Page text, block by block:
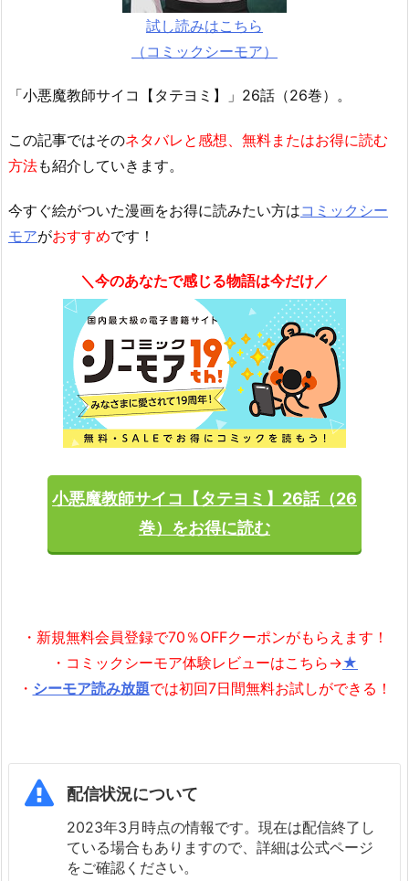
試し読みはこちら
（コミックシーモア）
「小悪魔教師サイコ【タテヨミ】」26話（26巻）。
この記事ではそのネタバレと感想、無料またはお得に読む
方法も紹介していきます。
今すぐ絵がついた漫画をお得に読みたい方はコミックシー
モアがおすすめです！
＼今のあなたで感じる物語は今だけ／
小悪魔教師サイコ【タテヨミ】26話（26
巻）をお得に読む
・新規無料会員登録で70％OFFクーポンがもらえます！
・コミックシーモア体験レビューはこちら→★
・ シーモア読み放題では初回7日間無料お試しができる！
配信状況について
2023年3月時点の情報です。現在は配信終了し
ている場合もありますので、詳細は公式ページ
をご確認ください。